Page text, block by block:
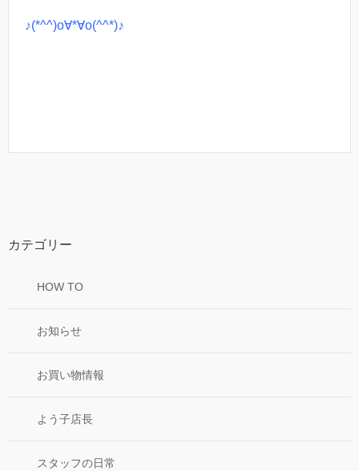
♪(*^^)o∀*∀o(^^*)♪
カテゴリー
HOW TO
お知らせ
お買い物情報
よう子店長
スタッフの日常